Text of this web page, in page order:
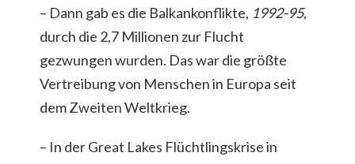
– Dann gab es die Balkankonflikte, 1992-95,
durch die 2,7 Millionen zur Flucht
gezwungen wurden. Das war die größte
Vertreibung von Menschen in Europa seit
dem Zweiten Weltkrieg.
– In der Great Lakes Flüchtlingskrise in